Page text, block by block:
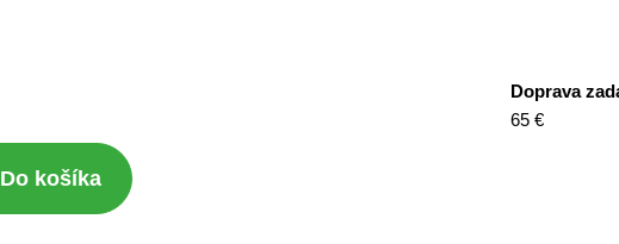
Do košíka
Doprava
65 €